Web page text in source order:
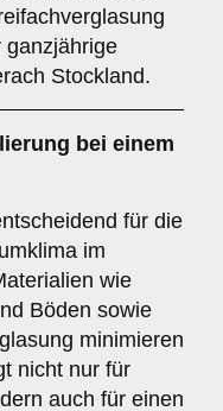
ganzjährige
Stockland.
bei einem
für die
im
wie
Böden sowie
minimieren
nicht nur für
auch für einen